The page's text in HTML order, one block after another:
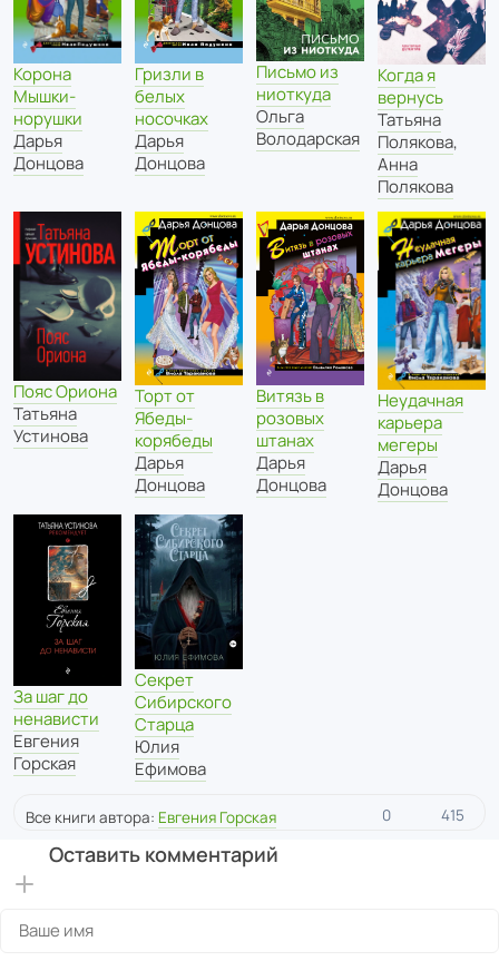
Корона
Мышки-
норушки
Дарья
Донцова
Гризли в
белых
носочках
Дарья
Донцова
Письмо из
ниоткуда
Ольга
Володарская
Когда я
вернусь
Татьяна
Полякова,
Анна
Полякова
Пояс Ориона
Татьяна
Устинова
Торт от
Ябеды-
корябеды
Дарья
Донцова
Витязь в
розовых
штанах
Дарья
Донцова
Неудачная
карьера
мегеры
Дарья
Донцова
За шаг до
ненависти
Евгения
Горская
Секрет
Сибирского
Старца
Юлия
Ефимова
Все книги автора: Евгения Горская 0 415
Оставить комментарий